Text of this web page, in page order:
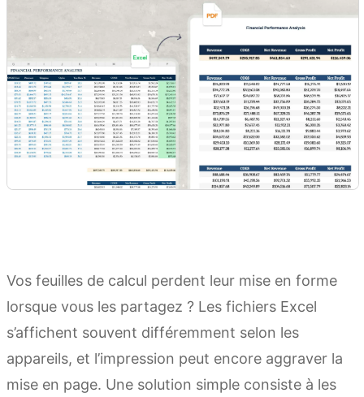
Vos feuilles de calcul perdent leur mise en forme
lorsque vous les partagez ? Les fichiers Excel
s’affichent souvent différemment selon les
appareils, et l’impression peut encore aggraver la
mise en page. Une solution simple consiste à les